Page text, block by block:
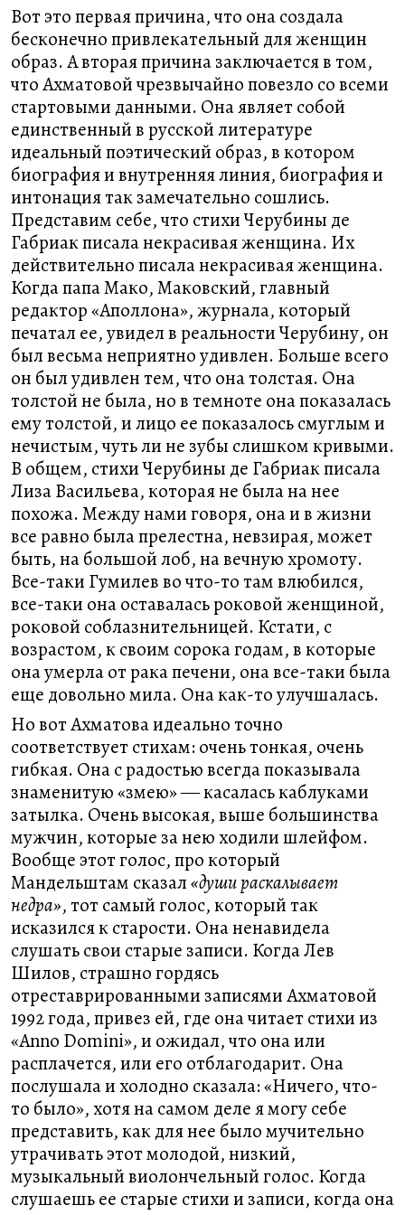
Вот это первая причина, что она создала
бесконечно привлекательный для женщин
образ. А вторая причина заключается в том,
что Ахматовой чрезвычайно повезло со всеми
стартовыми данными. Она являет собой
единственный в русской литературе
идеальный поэтический образ, в котором
биография и внутренняя линия, биография и
интонация так замечательно сошлись.
Представим себе, что стихи Черубины де
Габриак писала некрасивая женщина. Их
действительно писала некрасивая женщина.
Когда папа Мако, Маковский, главный
редактор «Аполлона», журнала, который
печатал ее, увидел в реальности Черубину, он
был весьма неприятно удивлен. Больше всего
он был удивлен тем, что она толстая. Она
толстой не была, но в темноте она показалась
ему толстой, и лицо ее показалось смуглым и
нечистым, чуть ли не зубы слишком кривыми.
В общем, стихи Черубины де Габриак писала
Лиза Васильева, которая не была на нее
похожа. Между нами говоря, она и в жизни
все равно была прелестна, невзирая, может
быть, на большой лоб, на вечную хромоту.
Все-таки Гумилев во что-то там влюбился,
все-таки она оставалась роковой женщиной,
роковой соблазнительницей. Кстати, с
возрастом, к своим сорока годам, в которые
она умерла от рака печени, она все-таки была
еще довольно мила. Она как-то улучшалась.
Но вот Ахматова идеально точно
соответствует стихам: очень тонкая, очень
гибкая. Она с радостью всегда показывала
знаменитую «змею» ― касалась каблуками
затылка. Очень высокая, выше большинства
мужчин, которые за нею ходили шлейфом.
Вообще этот голос, про который
Мандельштам сказал«души раскалывает
недра», тот самый голос, который так
исказился к старости. Она ненавидела
слушать свои старые записи. Когда Лев
Шилов, страшно гордясь
отреставрированными записями Ахматовой
1992 года, привез ей, где она читает стихи из
«Anno Domini», и ожидал, что она или
расплачется, или его отблагодарит. Она
послушала и холодно сказала: «Ничего, что-
то было», хотя на самом деле я могу себе
представить, как для нее было мучительно
утрачивать этот молодой, низкий,
музыкальный виолончельный голос. Когда
слушаешь ее старые стихи и записи, когда она